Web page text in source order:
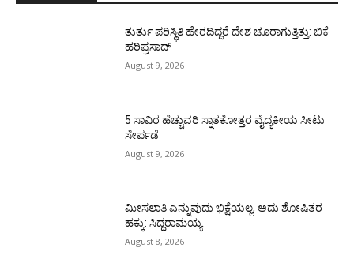
ತುರ್ತು ಪರಿಸ್ಥಿತಿ ಹೇರದಿದ್ದರೆ ದೇಶ ಚೂರಾಗುತ್ತಿತ್ತು: ಬಿಕೆ
ಹರಿಪ್ರಸಾದ್
August 9, 2026
5 ಸಾವಿರ ಹೆಚ್ಚುವರಿ ಸ್ನಾತಕೋತ್ತರ ವೈದ್ಯಕೀಯ ಸೀಟು
ಸೇರ್ಪಡೆ
August 9, 2026
ಮೀಸಲಾತಿ ಎನ್ನುವುದು ಭಿಕ್ಷೆಯಲ್ಲ, ಅದು ಶೋಷಿತರ
ಹಕ್ಕು: ಸಿದ್ದರಾಮಯ್ಯ
August 8, 2026